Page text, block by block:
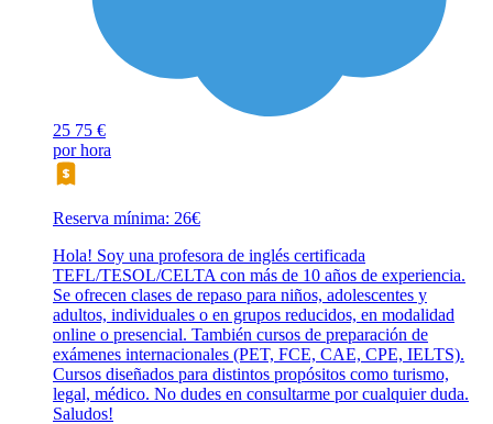
25 75 €
por hora
Reserva mínima: 26€
Hola! Soy una profesora de inglés certificada
TEFL/TESOL/CELTA con más de 10 años de experiencia.
Se ofrecen clases de repaso para niños, adolescentes y
adultos, individuales o en grupos reducidos, en modalidad
online o presencial. También cursos de preparación de
exámenes internacionales (PET, FCE, CAE, CPE, IELTS).
Cursos diseñados para distintos propósitos como turismo,
legal, médico. No dudes en consultarme por cualquier duda.
Saludos!